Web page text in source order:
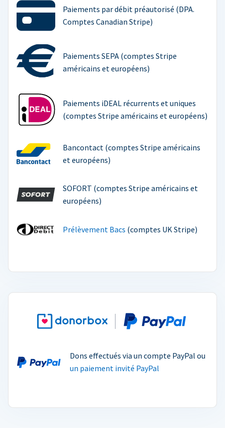
Paiements par débit préautorisé (DPA.
Comptes Canadian Stripe)
Paiements SEPA (comptes Stripe
américains et européens)
Paiements iDEAL récurrents et uniques
(comptes Stripe américains et européens)
Bancontact (comptes Stripe américains
et européens)
SOFORT (comptes Stripe américains et
européens)
Prélèvement Bacs (comptes UK Stripe)
Dons effectués via un compte PayPal ou
un paiement invité PayPal